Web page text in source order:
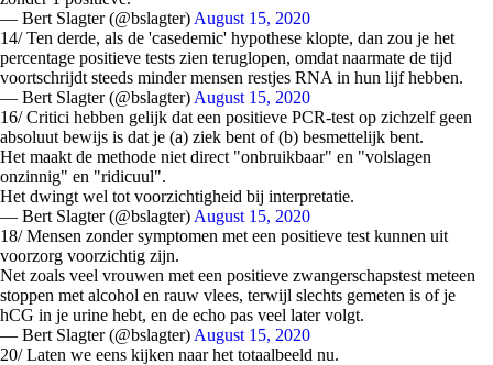
— Bert Slagter (@bslagter) August 15, 2020
14/ Ten derde, als de 'casedemic' hypothese klopte, dan zou je het
percentage positieve tests zien teruglopen, omdat naarmate de tijd
voortschrijdt steeds minder mensen restjes RNA in hun lijf hebben.
— Bert Slagter (@bslagter) August 15, 2020
16/ Critici hebben gelijk dat een positieve PCR-test op zichzelf geen
absoluut bewijs is dat je (a) ziek bent of (b) besmettelijk bent.
Het maakt de methode niet direct "onbruikbaar" en "volslagen
onzinnig" en "ridicuul".
Het dwingt wel tot voorzichtigheid bij interpretatie.
— Bert Slagter (@bslagter) August 15, 2020
18/ Mensen zonder symptomen met een positieve test kunnen uit
voorzorg voorzichtig zijn.
Net zoals veel vrouwen met een positieve zwangerschapstest meteen
stoppen met alcohol en rauw vlees, terwijl slechts gemeten is of je
hCG in je urine hebt, en de echo pas veel later volgt.
— Bert Slagter (@bslagter) August 15, 2020
20/ Laten we eens kijken naar het totaalbeeld nu.